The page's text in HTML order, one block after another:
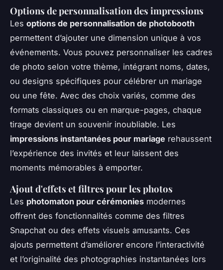
Options de personnalisation des impressions
Les options de personnalisation de photobooth
permettent d’ajouter une dimension unique à vos
événements. Vous pouvez personnaliser les cadres
de photo selon votre thème, intégrant noms, dates,
ou designs spécifiques pour célébrer un mariage
ou une fête. Avec des choix variés, comme des
formats classiques ou en marque-pages, chaque
tirage devient un souvenir inoubliable. Les
impressions instantanées pour mariage rehaussent
l’expérience des invités et leur laissent des
moments mémorables à emporter.
Ajout d'effets et filtres pour les photos
Les photomaton pour cérémonies modernes
offrent des fonctionnalités comme des filtres
Snapchat ou des effets visuels amusants. Ces
ajouts permettent d’améliorer encore l’interactivité
et l’originalité des photographies instantanées lors